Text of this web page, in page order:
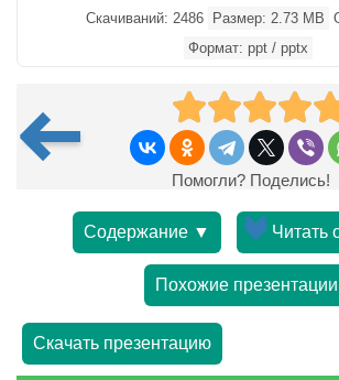
Скачиваний: 2486
Размер: 2.73 MB
Формат: ppt / pptx
Помогли? Поделись!
Содержание ▼ Читать
Похожие презентации
Скачать презентацию